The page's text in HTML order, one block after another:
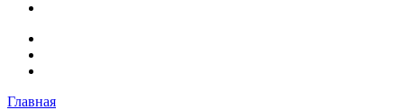
Главная